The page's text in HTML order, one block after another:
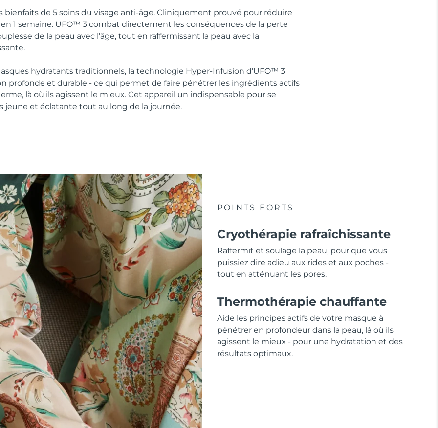
bienfaits de 5 soins du visage anti-âge. Cliniquement prouvé pour réduire
en 1 semaine. UFO™ 3 combat directement les conséquences de la perte
de la peau avec l'âge, tout en raffermissant la peau avec la
hydratants traditionnels, la technologie Hyper-Infusion d'UFO™ 3
profonde et durable - ce qui permet de faire pénétrer les ingrédients actifs
là où ils agissent le mieux. Cet appareil un indispensable pour se
jeune et éclatante tout au long de la journée.
POINTS FORTS
Cryothérapie rafraîchissante
Raffermit et soulage la peau, pour que vous
puissiez dire adieu aux rides et aux poches -
tout en atténuant les pores.
Thermothérapie chauffante
Aide les principes actifs de votre masque à
pénétrer en profondeur dans la peau, là où ils
agissent le mieux - pour une hydratation et des
résultats optimaux.